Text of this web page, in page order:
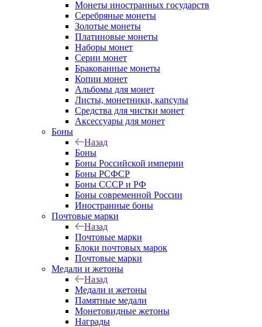
Монеты иностранных государств
Серебряные монеты
Золотые монеты
Платиновые монеты
Наборы монет
Серии монет
Бракованные монеты
Копии монет
Альбомы для монет
Листы, монетники, капсулы
Средства для чистки монет
Аксессуары для монет
Боны
Назад
Боны
Боны Российской империи
Боны РСФСР
Боны СССР и РФ
Боны современной России
Иностранные боны
Почтовые марки
Назад
Почтовые марки
Блоки почтовых марок
Почтовые марки
Медали и жетоны
Назад
Медали и жетоны
Памятные медали
Монетовидные жетоны
Награды